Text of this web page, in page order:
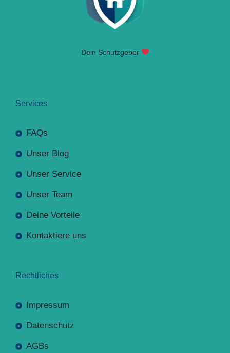
Dein Schutzgeber
Services
FAQs
Unser Blog
Unser Service
Unser Team
Deine Vorteile
Kontaktiere uns
Rechtliches
Impressum
Datenschutz
AGBs